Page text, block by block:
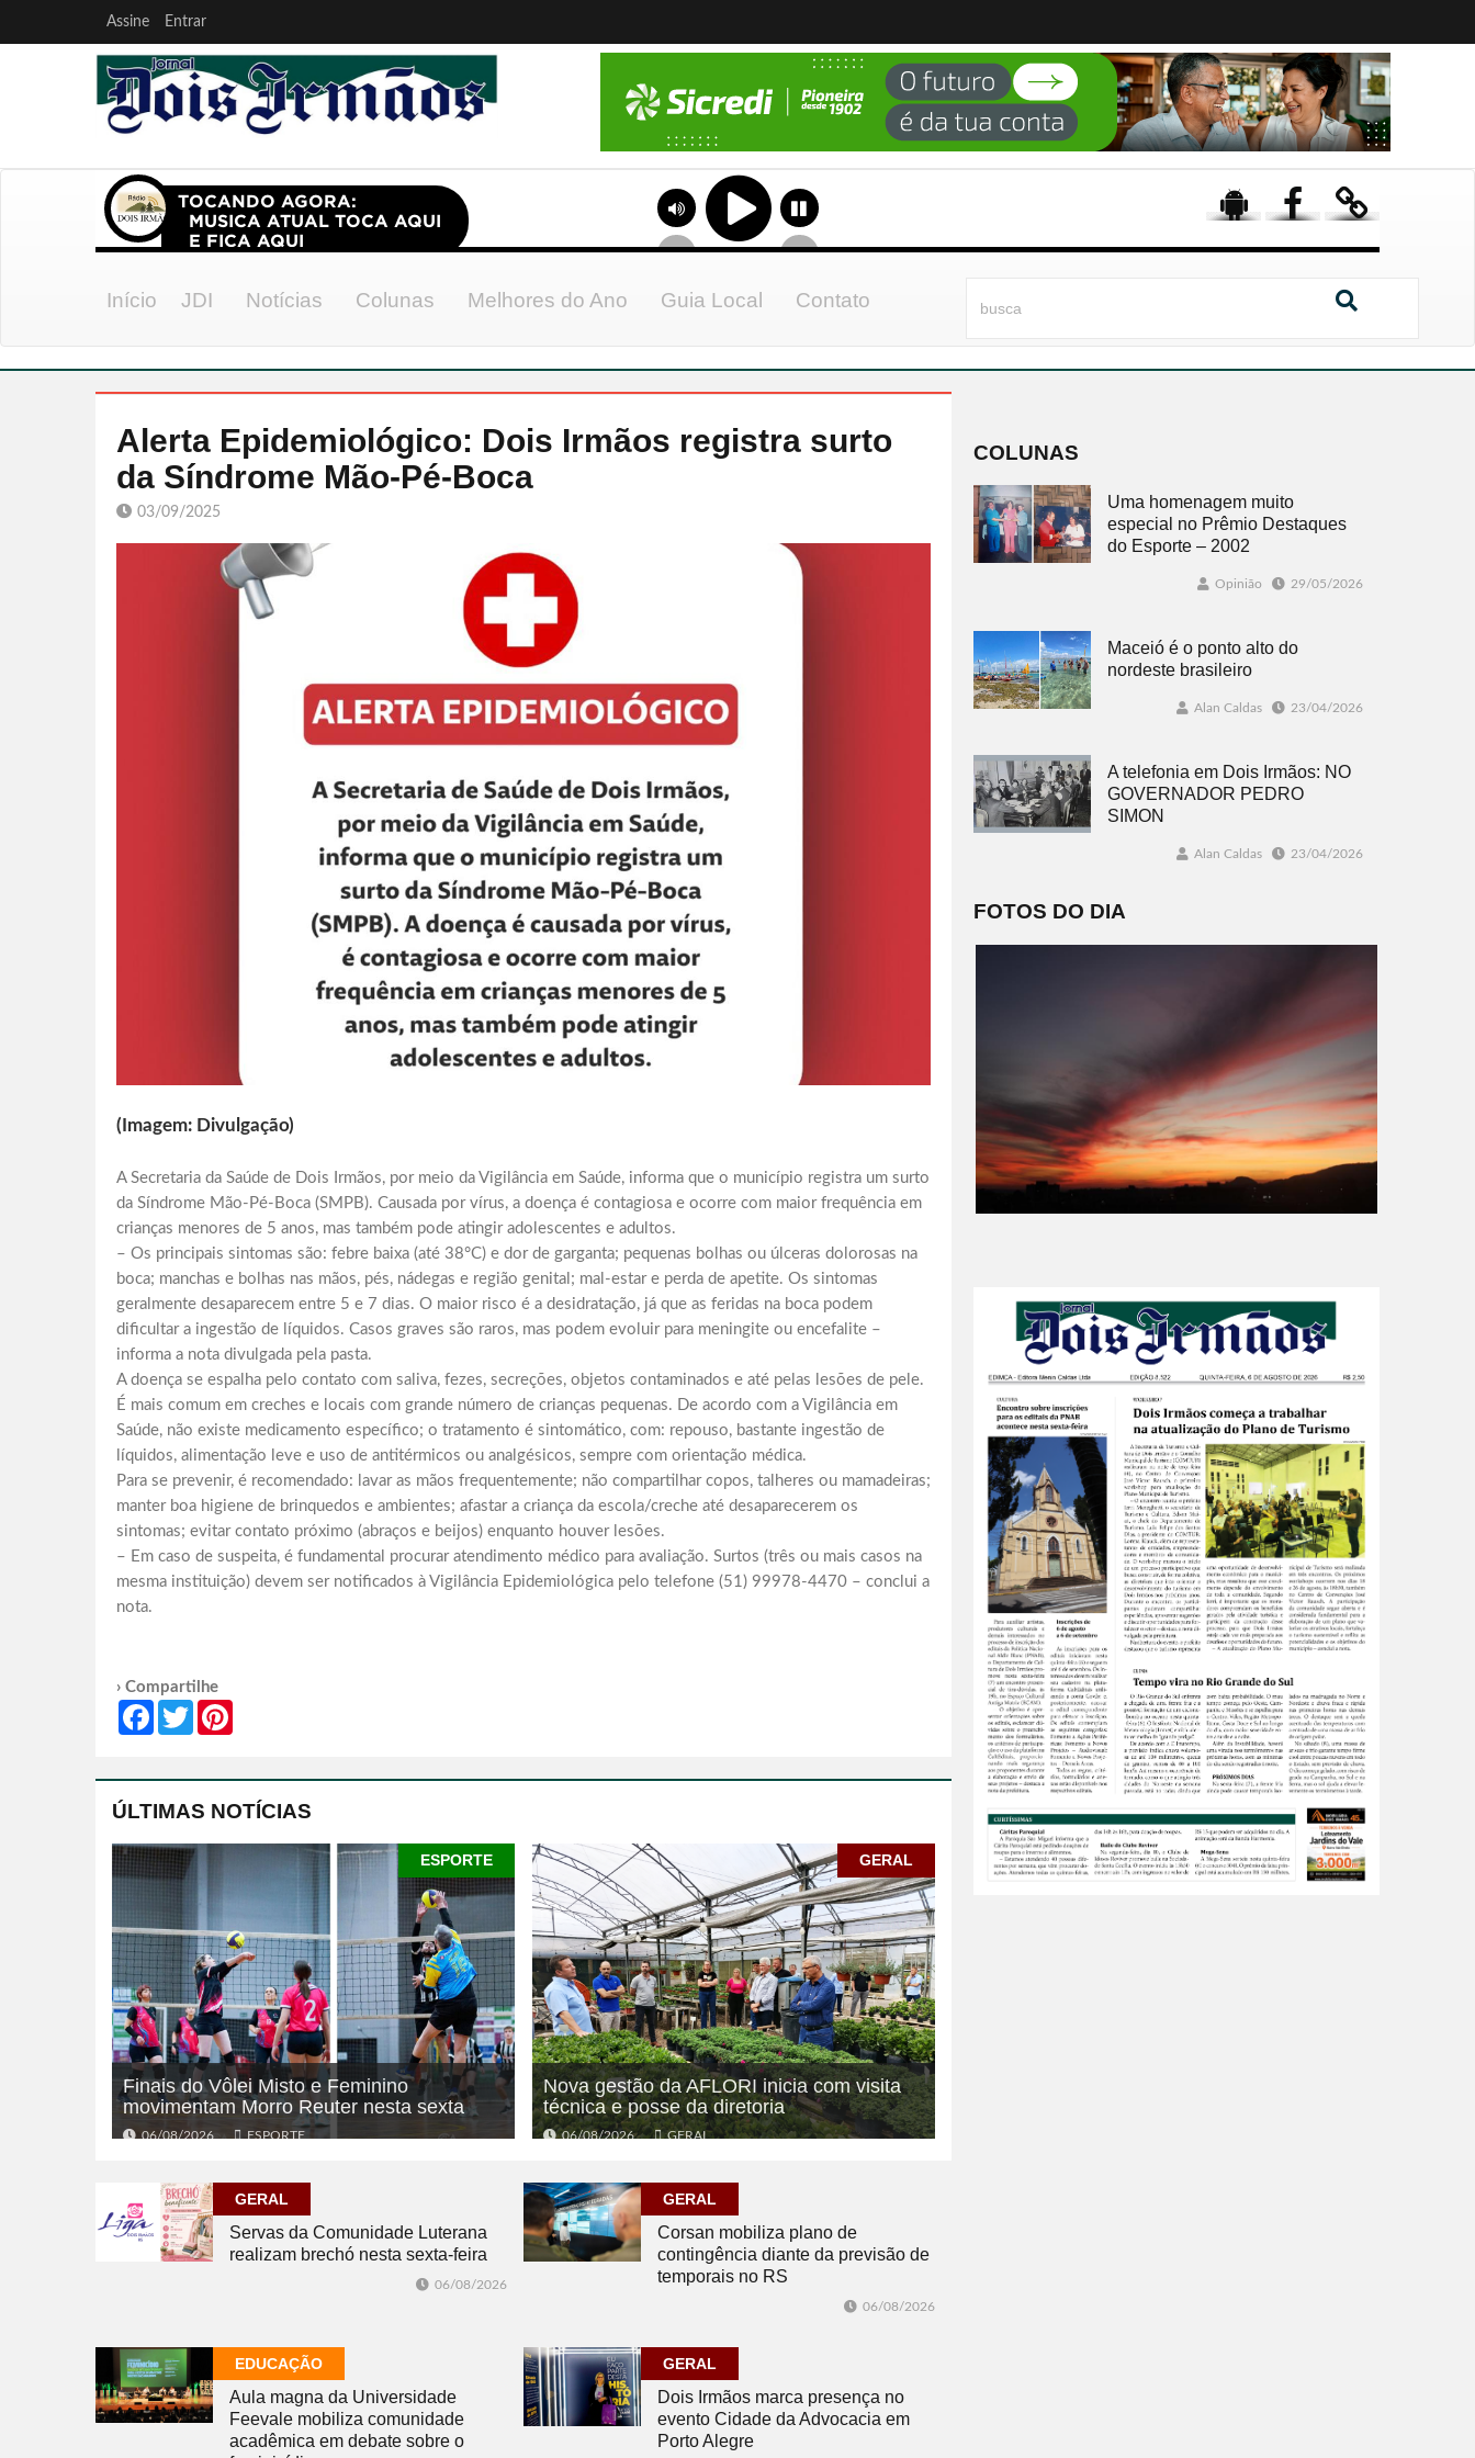
Assine Entrar
Início JDI Notícias Colunas Melhores do Ano Guia Local Contato
Alerta Epidemiológico: Dois Irmãos registra surto
da Síndrome Mão-Pé-Boca
03/09/2025
(Imagem: Divulgação)
A Secretaria da Saúde de Dois Irmãos, por meio da Vigilância em Saúde, informa que o município registra um surto
da Síndrome Mão-Pé-Boca (SMPB). Causada por vírus, a doença é contagiosa e ocorre com maior frequência em
crianças menores de 5 anos, mas também pode atingir adolescentes e adultos.
– Os principais sintomas são: febre baixa (até 38°C) e dor de garganta; pequenas bolhas ou úlceras dolorosas na
boca; manchas e bolhas nas mãos, pés, nádegas e região genital; mal-estar e perda de apetite. Os sintomas
geralmente desaparecem entre 5 e 7 dias. O maior risco é a desidratação, já que as feridas na boca podem
dificultar a ingestão de líquidos. Casos graves são raros, mas podem evoluir para meningite ou encefalite –
informa a nota divulgada pela pasta.
A doença se espalha pelo contato com saliva, fezes, secreções, objetos contaminados e até pelas lesões de pele.
É mais comum em creches e locais com grande número de crianças pequenas. De acordo com a Vigilância em
Saúde, não existe medicamento específico; o tratamento é sintomático, com: repouso, bastante ingestão de
líquidos, alimentação leve e uso de antitérmicos ou analgésicos, sempre com orientação médica.
Para se prevenir, é recomendado: lavar as mãos frequentemente; não compartilhar copos, talheres ou mamadeiras;
manter boa higiene de brinquedos e ambientes; afastar a criança da escola/creche até desaparecerem os
sintomas; evitar contato próximo (abraços e beijos) enquanto houver lesões.
– Em caso de suspeita, é fundamental procurar atendimento médico para avaliação. Surtos (três ou mais casos na
mesma instituição) devem ser notificados à Vigilância Epidemiológica pelo telefone (51) 99978-4470 – conclui a
nota.
› Compartilhe
FacebookTwitter
ÚLTIMAS NOTÍCIAS
ESPORTE
Finais do Vôlei Misto e Feminino
movimentam Morro Reuter nesta sexta
06/08/2026 ESPORTE
GERAL
Nova gestão da AFLORI inicia com visita
técnica e posse da diretoria
06/08/2026 GERAL
GERAL
Servas da Comunidade Luterana
realizam brechó nesta sexta-feira
06/08/2026
GERAL
Corsan mobiliza plano de
contingência diante da previsão de
temporais no RS
06/08/2026
EDUCAÇÃO
Aula magna da Universidade
Feevale mobiliza comunidade
acadêmica em debate sobre o
GERAL
Dois Irmãos marca presença no
evento Cidade da Advocacia em
Porto Alegre
COLUNAS
Uma homenagem muito
especial no Prêmio Destaques
do Esporte – 2002
Opinião 29/05/2026
Maceió é o ponto alto do
nordeste brasileiro
Alan Caldas 23/04/2026
A telefonia em Dois Irmãos: NO
GOVERNADOR PEDRO
SIMON
Alan Caldas 23/04/2026
FOTOS DO DIA